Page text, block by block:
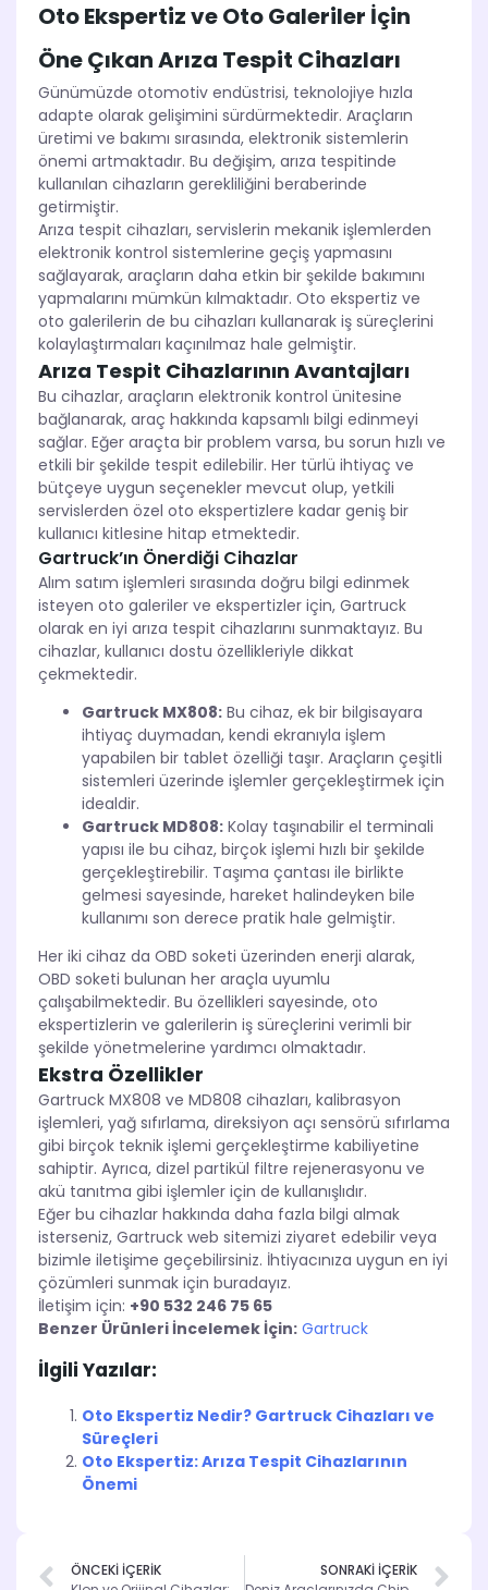
Oto Ekspertiz ve Oto Galeriler İçin
Öne Çıkan Arıza Tespit Cihazları
Günümüzde otomotiv endüstrisi, teknolojiye hızla
adapte olarak gelişimini sürdürmektedir. Araçların
üretimi ve bakımı sırasında, elektronik sistemlerin
önemi artmaktadır. Bu değişim, arıza tespitinde
kullanılan cihazların gerekliliğini beraberinde
getirmiştir.
Arıza tespit cihazları, servislerin mekanik işlemlerden
elektronik kontrol sistemlerine geçiş yapmasını
sağlayarak, araçların daha etkin bir şekilde bakımını
yapmalarını mümkün kılmaktadır. Oto ekspertiz ve
oto galerilerin de bu cihazları kullanarak iş süreçlerini
kolaylaştırmaları kaçınılmaz hale gelmiştir.
Arıza Tespit Cihazlarının Avantajları
Bu cihazlar, araçların elektronik kontrol ünitesine
bağlanarak, araç hakkında kapsamlı bilgi edinmeyi
sağlar. Eğer araçta bir problem varsa, bu sorun hızlı ve
etkili bir şekilde tespit edilebilir. Her türlü ihtiyaç ve
bütçeye uygun seçenekler mevcut olup, yetkili
servislerden özel oto ekspertizlere kadar geniş bir
kullanıcı kitlesine hitap etmektedir.
Gartruck’ın Önerdiği Cihazlar
Alım satım işlemleri sırasında doğru bilgi edinmek
isteyen oto galeriler ve ekspertizler için, Gartruck
olarak en iyi arıza tespit cihazlarını sunmaktayız. Bu
cihazlar, kullanıcı dostu özellikleriyle dikkat
çekmektedir.
Gartruck MX808: Bu cihaz, ek bir bilgisayara
ihtiyaç duymadan, kendi ekranıyla işlem
yapabilen bir tablet özelliği taşır. Araçların çeşitli
sistemleri üzerinde işlemler gerçekleştirmek için
idealdir.
Gartruck MD808: Kolay taşınabilir el terminali
yapısı ile bu cihaz, birçok işlemi hızlı bir şekilde
gerçekleştirebilir. Taşıma çantası ile birlikte
gelmesi sayesinde, hareket halindeyken bile
kullanımı son derece pratik hale gelmiştir.
Her iki cihaz da OBD soketi üzerinden enerji alarak,
OBD soketi bulunan her araçla uyumlu
çalışabilmektedir. Bu özellikleri sayesinde, oto
ekspertizlerin ve galerilerin iş süreçlerini verimli bir
şekilde yönetmelerine yardımcı olmaktadır.
Ekstra Özellikler
Gartruck MX808 ve MD808 cihazları, kalibrasyon
işlemleri, yağ sıfırlama, direksiyon açı sensörü sıfırlama
gibi birçok teknik işlemi gerçekleştirme kabiliyetine
sahiptir. Ayrıca, dizel partikül filtre rejenerasyonu ve
akü tanıtma gibi işlemler için de kullanışlıdır.
Eğer bu cihazlar hakkında daha fazla bilgi almak
isterseniz, Gartruck web sitemizi ziyaret edebilir veya
bizimle iletişime geçebilirsiniz. İhtiyacınıza uygun en iyi
çözümleri sunmak için buradayız.
İletişim için: +90 532 246 75 65
Benzer Ürünleri İncelemek İçin: Gartruck
İlgili Yazılar:
Oto Ekspertiz Nedir? Gartruck Cihazları ve
Süreçleri
Oto Ekspertiz: Arıza Tespit Cihazlarının
Önemi
ÖNCEKİ İÇERİK
SONRAKİ İÇERİK